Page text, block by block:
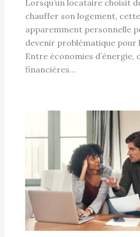
Lorsqu’un locataire choisit
chauffer son logement,
apparemment personnelle
devenir problématique
Entre économies d’énergie,
financières…